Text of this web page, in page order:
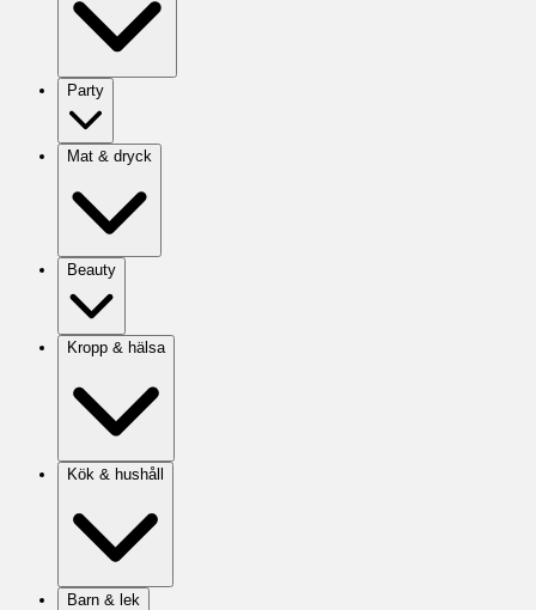
Party
Mat & dryck
Beauty
Kropp & hälsa
Kök & hushåll
Barn & lek